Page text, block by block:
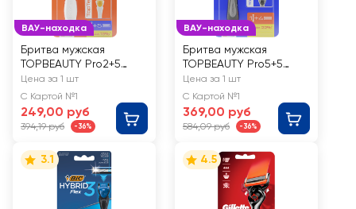
ВАУ-находка
Бритва мужская
TOPBEAUTY Pro2+5
сменных кассет
Цена за 1 шт
С Картой №1
249,00 руб
394,19 руб -36%
ВАУ-находка
Бритва мужская
TOPBEAUTY Pro5+5
сменных кассет
Цена за 1 шт
С Картой №1
369,00 руб
584,09 руб -36%
3.1 4.5